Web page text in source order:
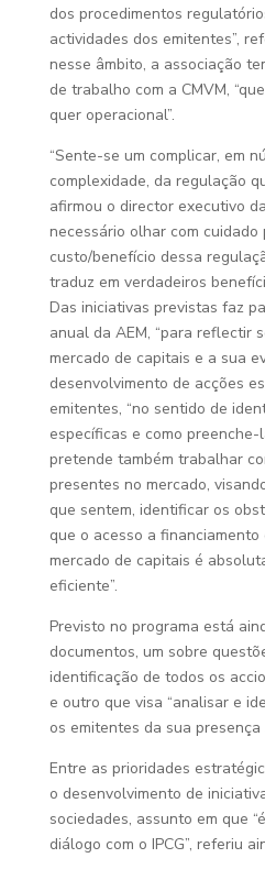
dos procedimentos
actividades dos emitentes”,
nesse âmbito, a associação
de trabalho com a CMVM,
quer operacional”.
“Sente-se um complicar, em
complexidade, da regulação
afirmou o director executivo
necessário olhar com cuidado
custo/benefício dessa
traduz em verdadeiros
Das iniciativas previstas faz
anual da AEM, “para reflectir
mercado de capitais e a sua
desenvolvimento de acções
emitentes, “no sentido de
específicas e como preenche-
pretende também trabalhar
presentes no mercado,
que sentem, identificar os
que o acesso a
mercado de capitais é
eficiente”.
Previsto no programa está
documentos, um sobre
identificação de todos os
e outro que visa “analisar e
os emitentes da sua presença
Entre as prioridades
o desenvolvimento de
sociedades, assunto em que
diálogo com o IPCG”, referiu